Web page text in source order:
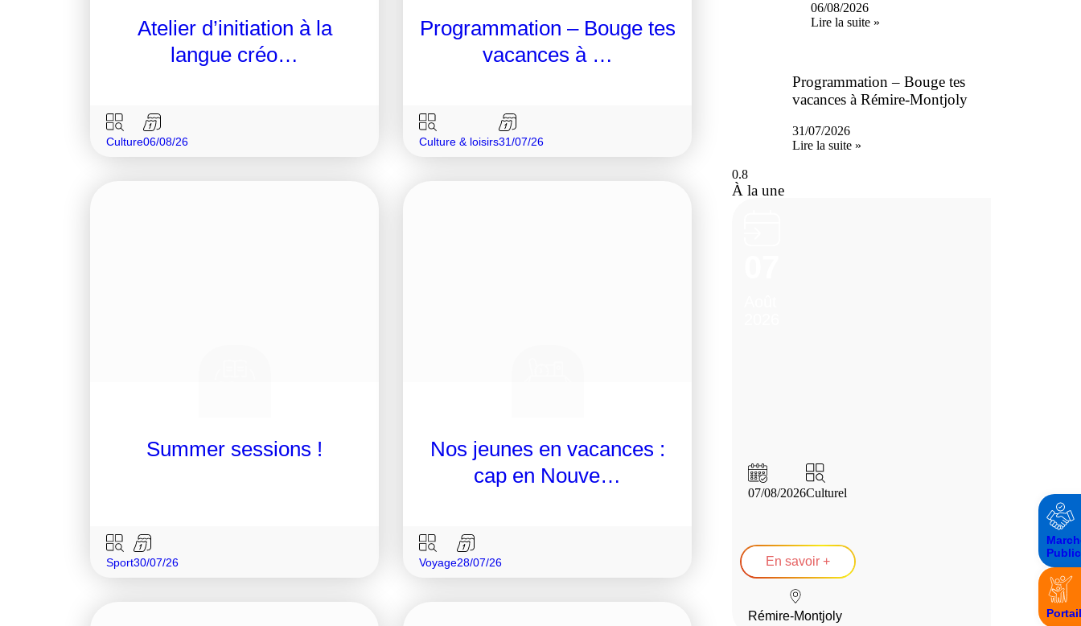
Atelier d’initiation à la
langue créo…
Culture06/08/26
Programmation – Bouge tes
vacances à …
Culture & loisirs31/07/26
Summer sessions !
Sport30/07/26
Nos jeunes en vacances :
cap en Nouve…
Voyage28/07/26
06/08/2026
Lire la suite »
Programmation – Bouge tes
vacances à Rémire-Montjoly
31/07/2026
Lire la suite »
À la une
07/08/2026Culturel
En savoir +
Rémire-Montjoly